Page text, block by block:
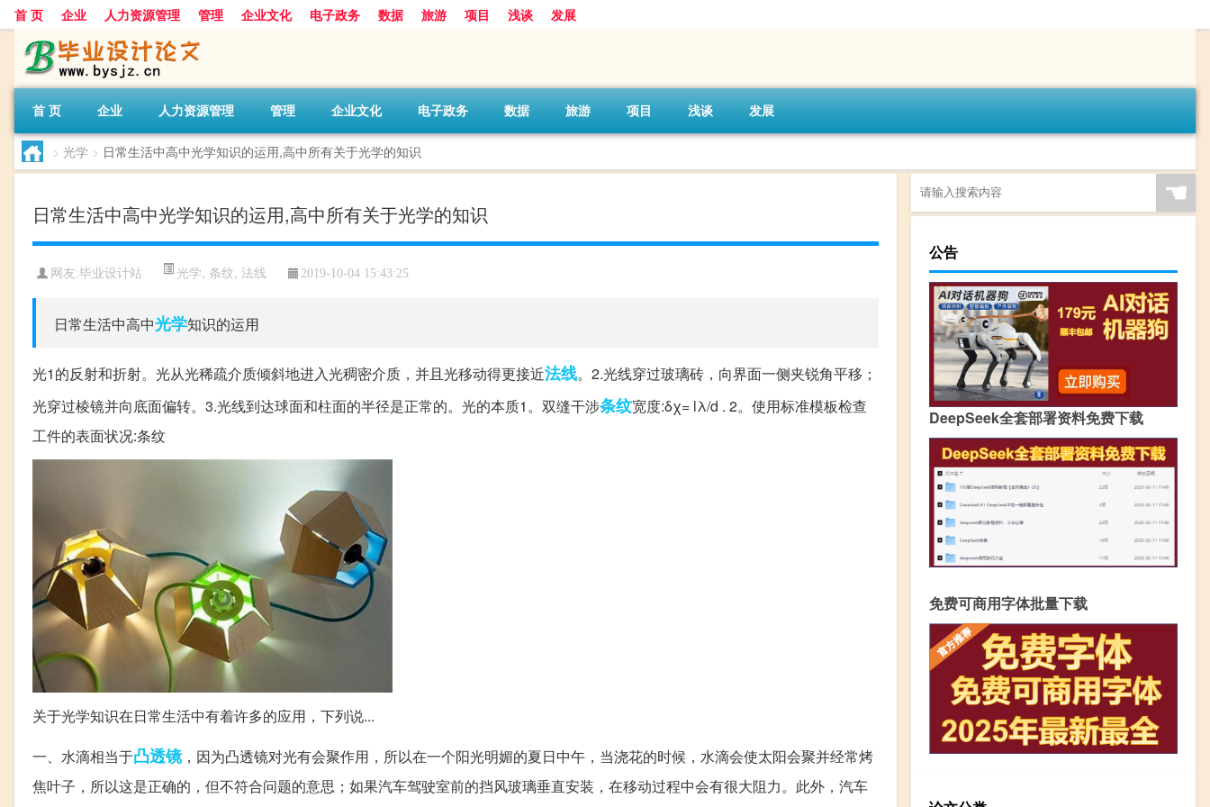
首 页 企业 人力资源管理 管理 企业文化 电子政务 数据 旅游 项目 浅谈 发展
首 页 企业 人力资源管理 管理 企业文化 电子政务 数据 旅游 项目 浅谈 发展
> 光学 > 日常生活中高中光学知识的运用,高中所有关于光学的知识
日常生活中高中光学知识的运用,高中所有关于光学的知识
网友:毕业设计站 光学, 条纹, 法线 2019-10-04 15:43:25
日常生活中高中光学知识的运用
光1的反射和折射。光从光稀疏介质倾斜地进入光稠密介质，并且光移动得更接近法线。2.光线穿过玻璃砖，向界面一侧夹锐角平移；
光穿过棱镜并向底面偏转。3.光线到达球面和柱面的半径是正常的。光的本质1。双缝干涉条纹宽度:δχ= lλ/d . 2。使用标准模板检查
工件的表面状况:条纹
关于光学知识在日常生活中有着许多的应用，下列说...
一、水滴相当于凸透镜，因为凸透镜对光有会聚作用，所以在一个阳光明媚的夏日中午，当浇花的时候，水滴会使太阳会聚并经常烤
焦叶子，所以这是正确的，但不符合问题的意思；如果汽车驾驶室前的挡风玻璃垂直安装，在移动过程中会有很大阻力。此外，汽车
☚
公告
DeepSeek全套部署资料免费下载
免费可商用字体批量下载